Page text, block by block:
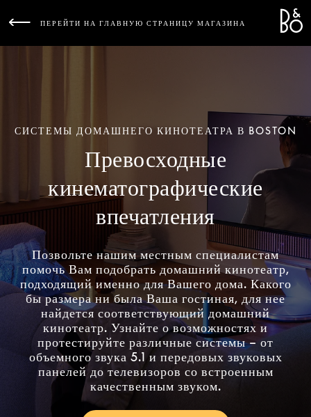
ПЕРЕЙТИ НА ГЛАВНУЮ СТРАНИЦУ МАГАЗИНА
СИСТЕМЫ ДОМАШНЕГО КИНОТЕАТРА В BOSTON
Превосходные
кинематографические
впечатления
Позвольте нашим местным специалистам
помочь Вам подобрать домашний кинотеатр,
подходящий именно для Вашего дома. Какого
бы размера ни была Ваша гостиная, для нее
найдется соответствующий домашний
кинотеатр. Узнайте о возможностях и
протестируйте различные системы – от
объемного звука 5.1 и передовых звуковых
панелей до телевизоров со встроенным
качественным звуком.